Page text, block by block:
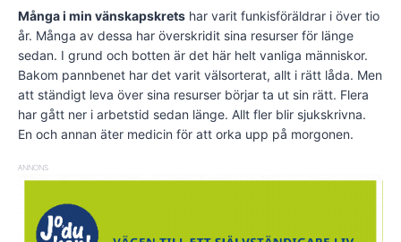
Många i min vänskapskrets har varit funkisföräldrar i över tio
år. Många av dessa har överskridit sina resurser för länge
sedan. I grund och botten är det här helt vanliga människor.
Bakom pannbenet har det varit välsorterat, allt i rätt låda. Men
att ständigt leva över sina resurser börjar ta ut sin rätt. Flera
har gått ner i arbetstid sedan länge. Allt fler blir sjukskrivna.
En och annan äter medicin för att orka upp på morgonen.
ANNONS